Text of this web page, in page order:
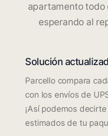
apartamento todo
esperando al
Solución
Parcello compara
con los envíos de
¡Así podemos
estimados de tu